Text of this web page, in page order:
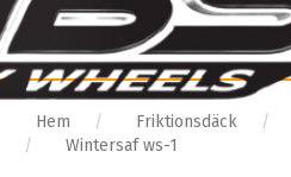
Hem Friktionsdäck
Wintersaf ws-1